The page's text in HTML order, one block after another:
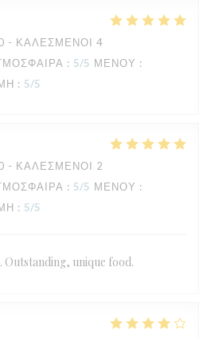
- ΚΑΛΕΣΜΈΝΟΙ 4
: 5/5 ΜΕΝΟΎ :
: 5/5
- ΚΑΛΕΣΜΈΝΟΙ 2
: 5/5 ΜΕΝΟΎ :
: 5/5
Outstanding, unique food.